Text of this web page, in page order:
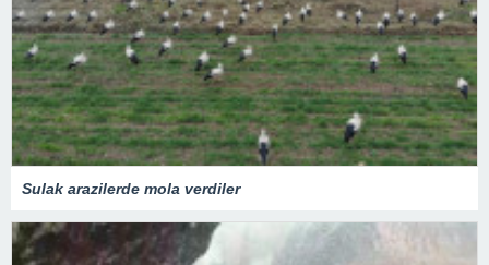
Sulak arazilerde mola verdiler